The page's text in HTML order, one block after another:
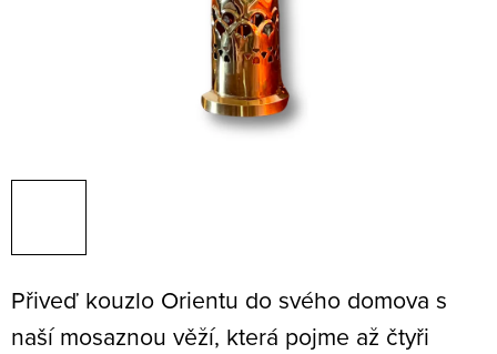
Přiveď kouzlo Orientu do svého domova s
naší mosaznou věží, která pojme až čtyři